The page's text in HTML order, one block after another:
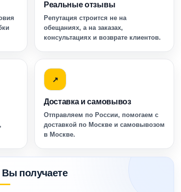
Реальные отзывы
Репутация строится не на
обещаниях, а на заказах,
консультациях и возврате клиентов.
↗
Доставка и самовывоз
Отправляем по России, помогаем с
доставкой по Москве и самовывозом
в Москве.
Вы получаете